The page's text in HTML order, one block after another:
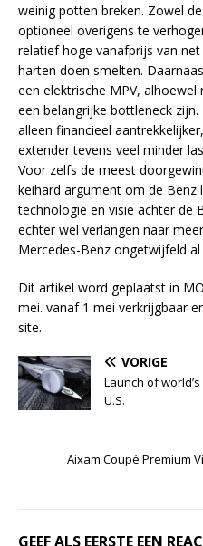
weinig potten breken. Zowel
optioneel overigens te
relatief hoge vanafprijs van
harten doen smelten.
een elektrische MPV,
een belangrijke bottleneck
alleen financieel
extender tevens veel minder
Voor zelfs de meest
keihard argument om de Benz
technologie en visie achter de
echter wel verlangen naar
Mercedes-Benz ongetwijfeld
Dit artikel word geplaatst in
mei. vanaf 1 mei verkrijgbaar
site.
VORIGE
Launch of
U.S.
Aixam Coupé Premium
GEEF ALS EERSTE EEN